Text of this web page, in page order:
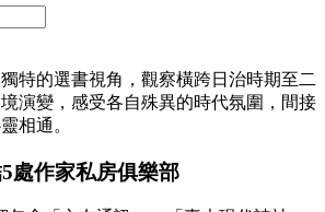
特的選書視角，觀察橫跨日治時期至二
演變，感受各自殊異的時代氛圍，間接
相通。
處作家私房俱樂部